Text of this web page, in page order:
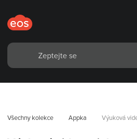
Všechny kolekce Appka Výuková